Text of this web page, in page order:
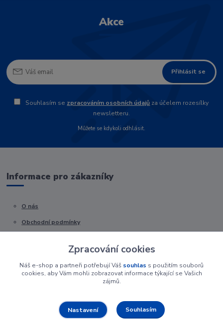
Akce
Přihlásit se
Souhlasím se zpracováním osobních údajů za účelem rozesílky
newsletteru.
Můžete se kdykoli odhlásit.
Informace pro zákazníky
O nás
Obchodní podmínky
Zpracování cookies
Náš e-shop a partneři potřebují Váš souhlas s použitím souborů
cookies, aby Vám mohli zobrazovat informace týkající se Vašich
zájmů.
Nastavení Souhlasím